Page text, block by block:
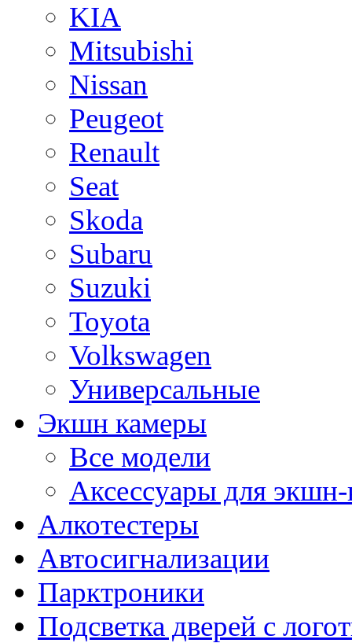
KIA
Mitsubishi
Nissan
Peugeot
Renault
Seat
Skoda
Subaru
Suzuki
Toyota
Volkswagen
Универсальные
Экшн камеры
Все модели
Аксессуары для
Алкотестеры
Автосигнализации
Парктроники
Подсветка дверей с